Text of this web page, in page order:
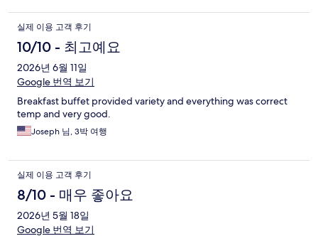
실제 이용 고객 후기
10/10 - 최고예요
2026년 6월 11일
Google 번역 보기
Breakfast buffet provided variety and everything was correct
temp and very good.
Joseph 님, 3박 여행
실제 이용 고객 후기
8/10 - 매우 좋아요
2026년 5월 18일
Google 번역 보기